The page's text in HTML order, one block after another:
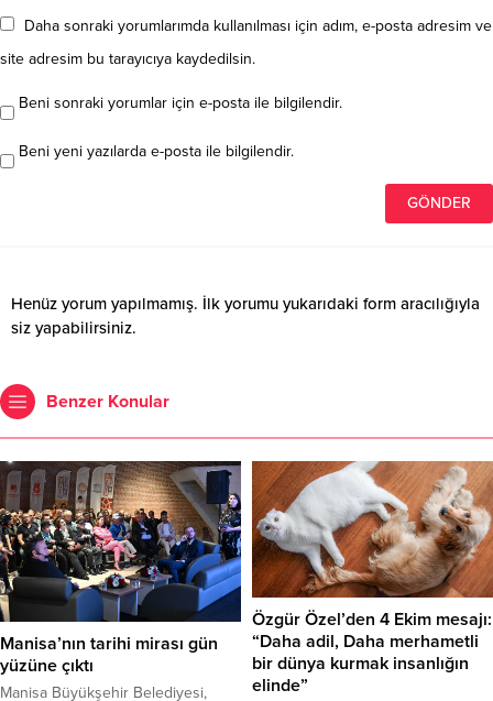
Daha sonraki yorumlarımda kullanılması için adım, e-posta adresim ve
site adresim bu tarayıcıya kaydedilsin.
Beni sonraki yorumlar için e-posta ile bilgilendir.
Beni yeni yazılarda e-posta ile bilgilendir.
Henüz yorum yapılmamış. İlk yorumu yukarıdaki form aracılığıyla
siz yapabilirsiniz.
Benzer Konular
Manisa’nın tarihi mirası gün
yüzüne çıktı
Manisa Büyükşehir Belediyesi,
Özgür Özel’den 4 Ekim mesajı:
“Daha adil, Daha merhametli
bir dünya kurmak insanlığın
elinde”